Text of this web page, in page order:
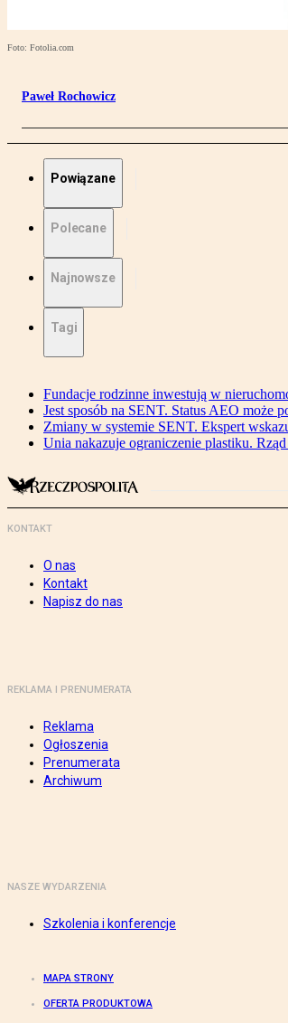
Foto: Fotolia.com
Paweł Rochowicz
Powiązane
Polecane
Najnowsze
Tagi
Fundacje rodzinne inwestują w
Jest sposób na SENT. Status AEO może
Zmiany w systemie SENT. Ekspert
Unia nakazuje ograniczenie plastiku.
KONTAKT
O nas
Kontakt
Napisz do nas
REKLAMA I PRENUMERATA
Reklama
Ogłoszenia
Prenumerata
Archiwum
NASZE WYDARZENIA
Szkolenia i konferencje
MAPA STRONY
OFERTA PRODUKTOWA